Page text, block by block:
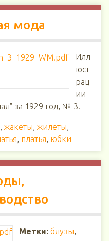
мода
Илл
юст
рац
ии
за 1929 год, № 3.
, жакеты, жилеты,
, платья, юбки
Метки: блузы,